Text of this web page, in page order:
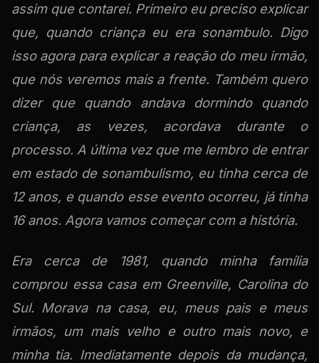
assim que contarei. Primeiro eu preciso explicar
que, quando criança eu era sonambulo. Digo
isso agora para explicar a reação do meu irmão,
que nós veremos mais a frente. Também quero
dizer que quando andava dormindo quando
criança, as vezes, acordava durante o
processo. A última vez que me lembro de entrar
em estado de sonambulismo, eu tinha cerca de
12 anos, e quando esse evento ocorreu, já tinha
16 anos. Agora vamos começar com a história.
Era cerca de 1981, quando minha família
comprou essa casa em Greenville, Carolina do
Sul. Morava na casa, eu, meus pais e meus
irmãos, um mais velho e outro mais novo, e
minha tia. Imediatamente depois da mudança,